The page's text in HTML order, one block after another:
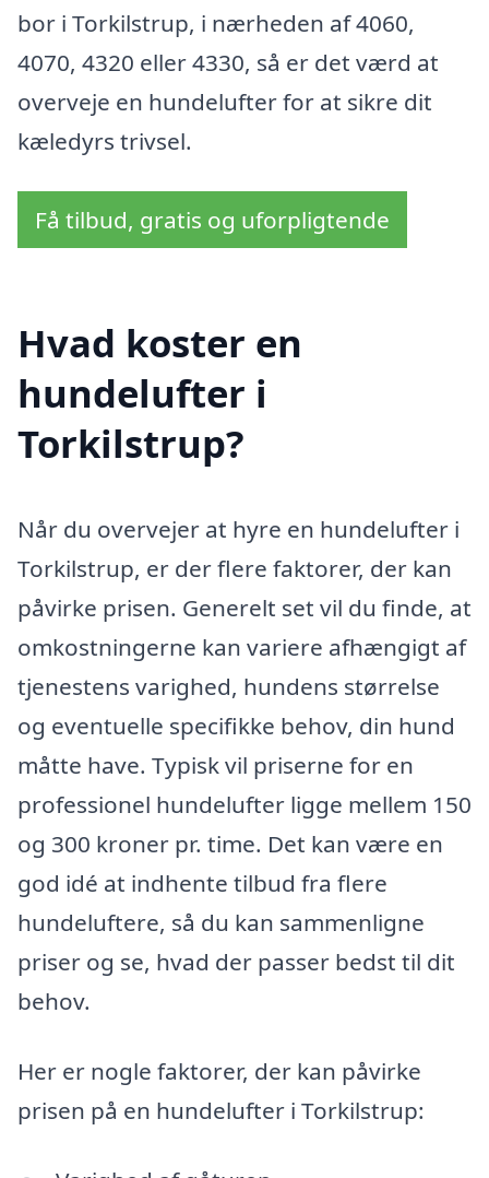
bor i Torkilstrup, i nærheden af 4060,
4070, 4320 eller 4330, så er det værd at
overveje en hundelufter for at sikre dit
kæledyrs trivsel.
Få tilbud, gratis og uforpligtende
Hvad koster en
hundelufter i
Torkilstrup?
Når du overvejer at hyre en hundelufter i
Torkilstrup, er der flere faktorer, der kan
påvirke prisen. Generelt set vil du finde, at
omkostningerne kan variere afhængigt af
tjenestens varighed, hundens størrelse
og eventuelle specifikke behov, din hund
måtte have. Typisk vil priserne for en
professionel hundelufter ligge mellem 150
og 300 kroner pr. time. Det kan være en
god idé at indhente tilbud fra flere
hundeluftere, så du kan sammenligne
priser og se, hvad der passer bedst til dit
behov.
Her er nogle faktorer, der kan påvirke
prisen på en hundelufter i Torkilstrup: